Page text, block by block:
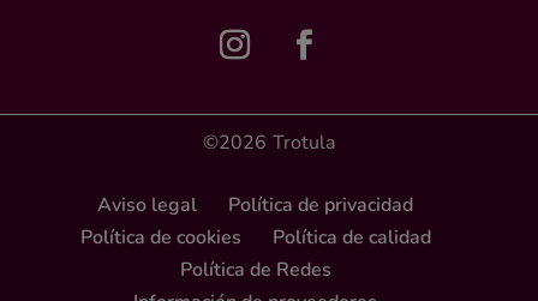
©2026 Trotula
Aviso legal
Política de privacidad
Política de cookies
Política de calidad
Política de Redes